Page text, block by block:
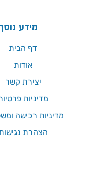
מידע
דף הבית
אודות
יצירת קשר
מדיניות
מדיניות רכישה
הצהרת